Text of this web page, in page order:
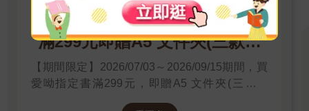
2026暑假動漫節-愛呦買指定書
滿299元即贈A5 文件夾(三款隨
機)
【期間限定】2026/07/03～2026/09/15期間，買
愛呦指定書滿299元，即贈A5 文件夾(三款隨